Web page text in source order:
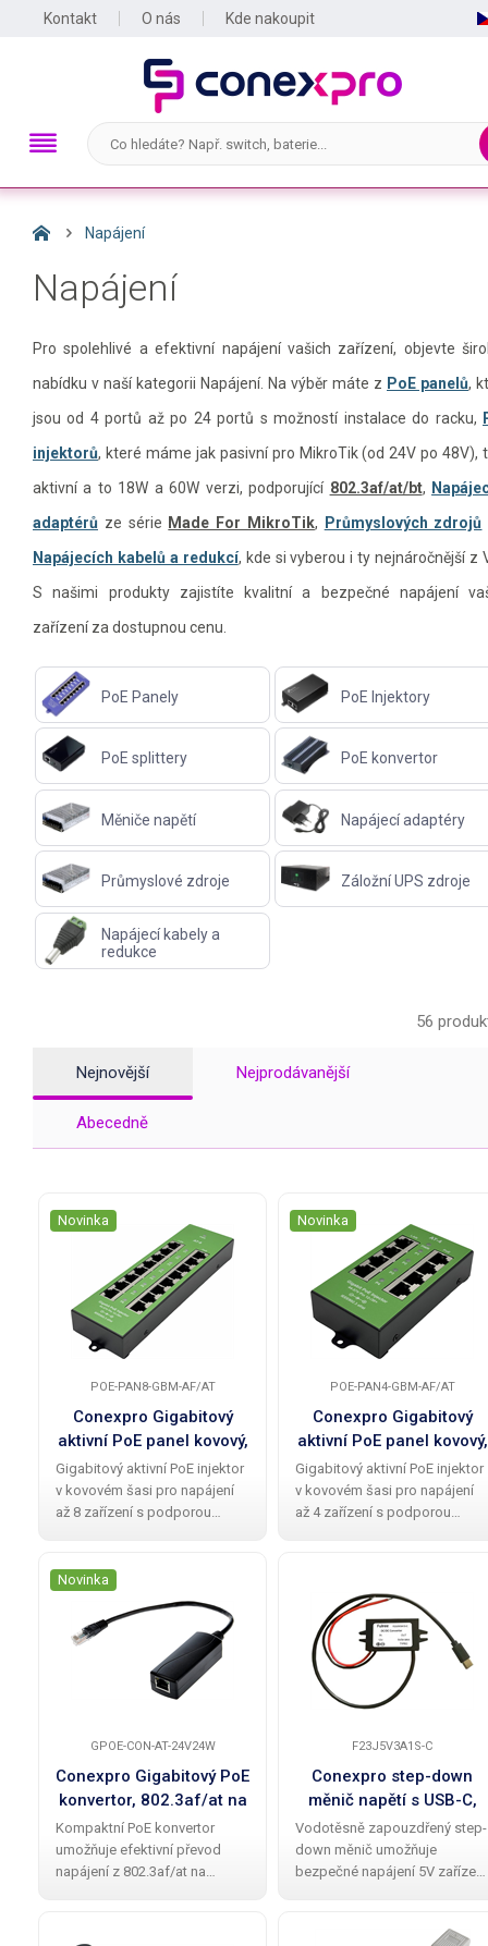
Kontakt O nás Kde nakoupit
Napájení
Napájení
Pro spolehlivé a efektivní napájení vašich zařízení, objevte
nabídku v naší kategorii Napájení. Na výběr máte z PoE panelů,
jsou od 4 portů až po 24 portů s možností instalace do racku,
injektorů, které máme jak pasivní pro MikroTik (od 24V po 48V),
aktivní a to 18W a 60W verzi, podporující 802.3af/at/bt,
adaptérů ze série Made For MikroTik, Průmyslových zdrojů
Napájecích kabelů a redukcí, kde si vyberou i ty nejnáročnější z
S našimi produkty zajistíte kvalitní a bezpečné napájení
zařízení za dostupnou cenu.
PoE Panely PoE Injektory
PoE splittery PoE konvertor
Měniče napětí Napájecí adaptéry
Průmyslové zdroje Záložní UPS zdroje
Napájecí kabely a
redukce
56
Nejnovější Nejprodávanější
Abecedně
POE-PAN8-GBM-AF/AT
Conexpro Gigabitový
aktivní PoE panel kovový,
8 portů, 802.3af/at
Novinka
Gigabitový aktivní PoE injektor
v kovovém šasi pro napájení
až 8 zařízení s podporou
připojení ke switchi nebo
routeru, porty označené jako
PoE pro
POE-PAN4-GBM-AF/AT
Conexpro Gigabitový
aktivní PoE panel kovový,
4 porty, 802.3af/at
Novinka
Gigabitový aktivní PoE injektor
v kovovém šasi pro napájení
až 4 zařízení s podporou
routeru, porty označené jako
PoE pro
GPOE-CON-AT-24V24W
Conexpro Gigabitový PoE
konvertor, 802.3af/at na
24V, 24W
Novinka
Kompaktní PoE konvertor
umožňuje efektivní převod
napájení z 802.3af/at na
F23J5V3A1S-C
Conexpro step-down
měnič napětí s USB-C,
vstup 12V, výstup 5V/3A,
15W
Vodotěsně zapouzdřený step-
down měnič umožňuje
bezpečné napájení 5V zařízení
automobily i motocykly, kde